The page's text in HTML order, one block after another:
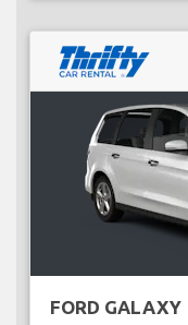
FORD GALAXY